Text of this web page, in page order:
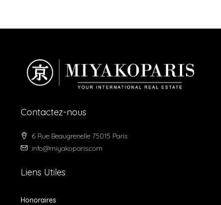
Contactez-nous
6 Rue Beaugrenelle 75015 Paris
info@miyakoparis.com
Liens Utiles
Honoraires